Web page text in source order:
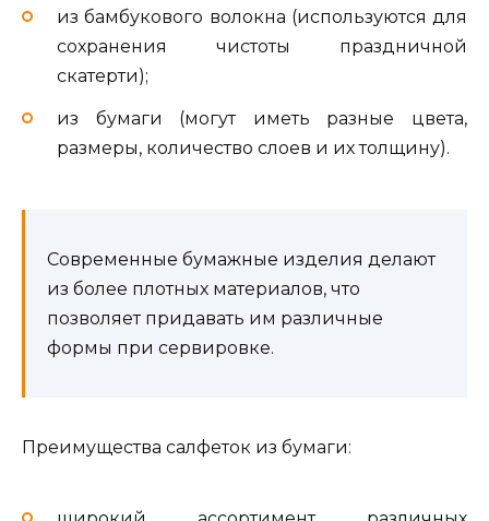
из бамбукового волокна (используются для
сохранения чистоты праздничной
скатерти);
из бумаги (могут иметь разные цвета,
размеры, количество слоев и их толщину).
Современные бумажные изделия делают
из более плотных материалов, что
позволяет придавать им различные
формы при сервировке.
Преимущества салфеток из бумаги: